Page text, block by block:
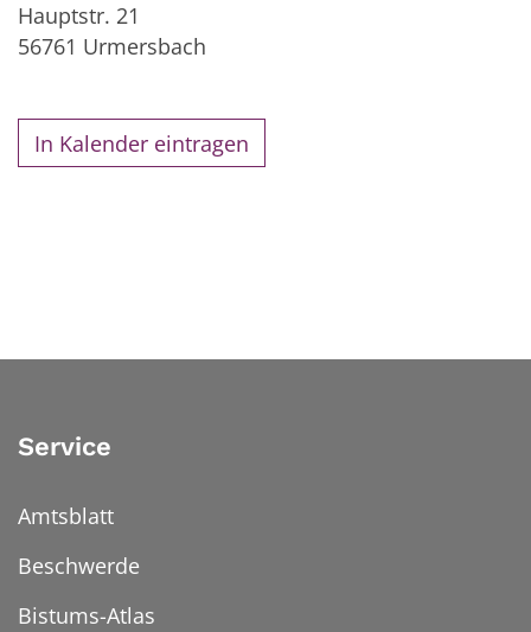
Hauptstr. 21
56761 Urmersbach
In Kalender eintragen
Service
Amtsblatt
Beschwerde
Bistums-Atlas